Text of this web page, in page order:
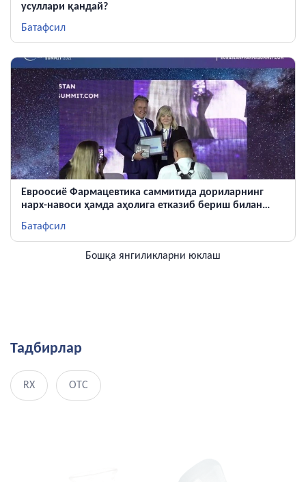
усуллари қандай?
Батафсил
Евроосиё Фармацевтика cаммитида дориларнинг
нарх-навоси ҳамда аҳолига етказиб бериш билан
Батафсил
Бошқа янгиликларни юклаш
Тадбирлар
RX OTC